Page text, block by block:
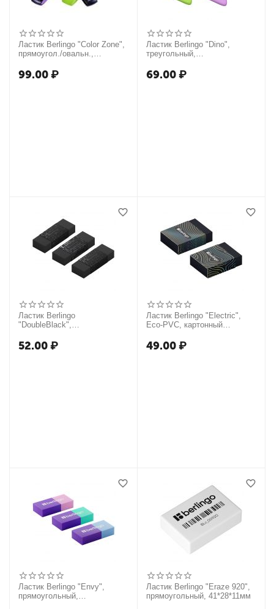
Ластик Berlingo "Color Zone",
прямоугол./овальн.,
60*24*15мм, выдвижной,
пласт. футляр
99.00₽
Ластик Berlingo "Dino",
треугольный,
50*44*7мм
69.00₽
Ластик Berlingo
"DoubleBlack",
52.00₽
Ластик Berlingo "Electric",
Eco-PVC, картонный
49.00₽
Ластик Berlingo "Envy",
прямоугольный,
Ластик Berlingo "Eraze 920",
прямоугольный, 41*28*11мм